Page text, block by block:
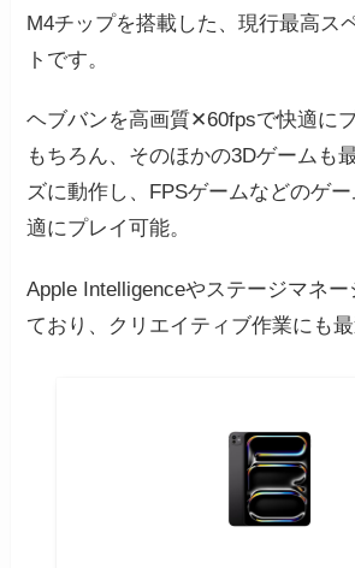
M4チップを搭載した、現行最高ス
トです。
ヘブバンを高画質✕60fpsで快適に
もちろん、そのほかの3Dゲームも
ズに動作し、FPSゲームなどのゲ
適にプレイ可能。
Apple Intelligenceやステージマネ
ており、クリエイティブ作業にも最